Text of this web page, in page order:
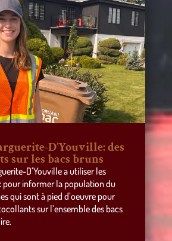
D’Youville: des
sur les bacs bruns
D’Youville a utiliser les
pour informer la population du
qui sont à pied d’oeuvre pour
sur l’ensemble des bacs